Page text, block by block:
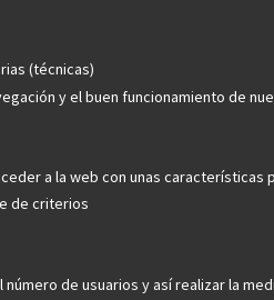
(técnicas)
y el buen funcionamiento de
a la web con unas características
de criterios
de usuarios y así realizar la
redes